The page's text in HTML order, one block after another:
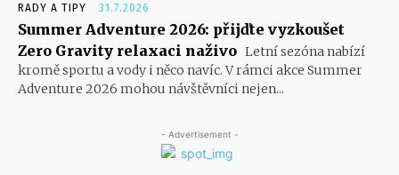
RADY A TIPY 31.7.2026
Summer Adventure 2026: přijďte vyzkoušet
Zero Gravity relaxaci naživo Letní sezóna nabízí
kromě sportu a vody i něco navíc. V rámci akce Summer
Adventure 2026 mohou návštěvníci nejen...
- Advertisement -